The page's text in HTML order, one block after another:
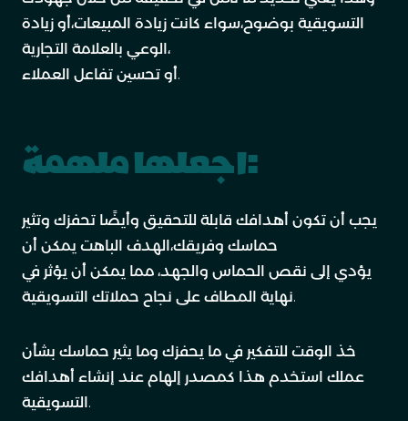
التسويقية بوضوح،سواء كانت زيادة المبيعات،أو زيادة
الوعي بالعلامة التجارية،
أو تحسين تفاعل العملاء.
اجعلها ملهمة:
يجب أن تكون أهدافك قابلة للتحقيق وأيضًا تحفزك وتثير
حماسك وفريقك،الهدف الباهت يمكن أن
يؤدي إلى نقص الحماس والجهد، مما يمكن أن يؤثر في
نهاية المطاف على نجاح حملاتك التسويقية.
خذ الوقت للتفكير في ما يحفزك وما يثير حماسك بشأن
عملك استخدم هذا كمصدر إلهام عند إنشاء أهدافك
التسويقية.